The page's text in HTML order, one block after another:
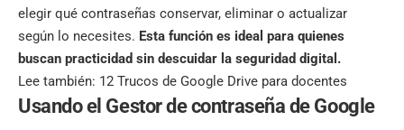
elegir qué contraseñas conservar, eliminar o actualizar
según lo necesites. Esta función es ideal para quienes
buscan practicidad sin descuidar la seguridad digital.
Lee también: 12 Trucos de Google Drive para docentes
Usando el Gestor de contraseña de Google